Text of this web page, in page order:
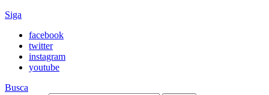
Siga
facebook
twitter
instagram
youtube
Busca